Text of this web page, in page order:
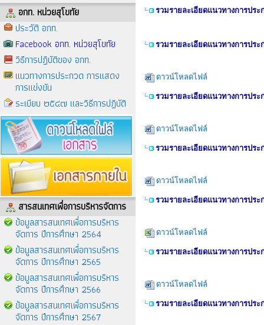
อกท. หน่วยสุโขทัย
ประวัติ อกท.
Facebook อกท. หน่วยสุโขทัย
วิธีการปฏิบัติของ อกท.
แนวทางการประกวด การแสดง
การแข่งขัน
ระเบียบ ๒๕๔๗ และวิธีการปฏิบัติ
สารสนเทศเพื่อการบริหารจัดการ
ข้อมูลสารสนเทศเพื่อการบริหาร
จัดการ ปีการศึกษา 2564
ข้อมูลสารสนเทศเพื่อการบริหาร
จัดการ ปีการศึกษา 2565
ข้อมูลสารสนเทศเพื่อการบริหาร
จัดการ ปีการศึกษา 2566
ข้อมูลสารสนเทศเพื่อการบริหาร
จัดการ ปีการศึกษา 2567
รวมรายละเอียดแนวทางการปร
รวมรายละเอียดแนวทางการปร
ดาวน์โหลดไฟล์
รวมรายละเอียดแนวทางการปร
ดาวน์โหลดไฟล์
รวมรายละเอียดแนวทางการปร
ดาวน์โหลดไฟล์
รวมรายละเอียดแนวทางการปร
ดาวน์โหลดไฟล์
รวมรายละเอียดแนวทางการปร
ดาวน์โหลดไฟล์
รวมรายละเอียดแนวทางการปร